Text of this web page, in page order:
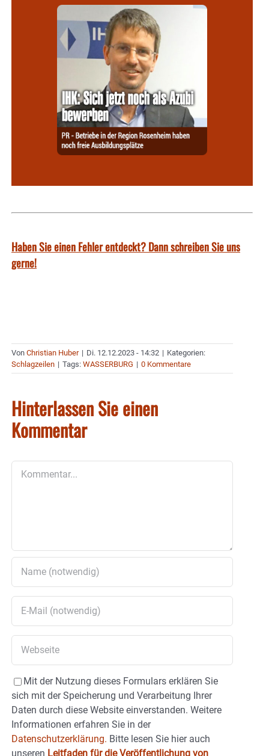
Haben Sie einen Fehler entdeckt? Dann schreiben Sie uns
gerne!
Von Christian Huber | Di. 12.12.2023 - 14:32 | Kategorien:
Schlagzeilen | Tags: WASSERBURG | 0 Kommentare
Hinterlassen Sie einen
Kommentar
Mit der Nutzung dieses Formulars erklären Sie
sich mit der Speicherung und Verarbeitung Ihrer
Daten durch diese Website einverstanden. Weitere
Informationen erfahren Sie in der
Datenschutzerklärung. Bitte lesen Sie hier auch
unseren Leitfaden für die Veröffentlichung von